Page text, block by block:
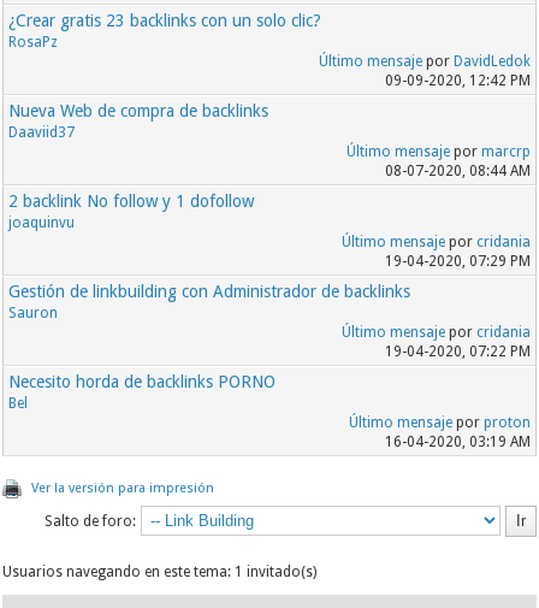
¿Crear gratis 23 backlinks con un solo clic?
RosaPz
Último mensajepor DavidLedok
09-09-2020, 12:42 PM
Nueva Web de compra de backlinks
Daaviid37
Último mensajepor marcrp
08-07-2020, 08:44 AM
2 backlink No follow y 1 dofollow
joaquinvu
Último mensajepor cridania
19-04-2020, 07:29 PM
Gestión de linkbuilding con Administrador de backlinks
Sauron
Último mensajepor cridania
19-04-2020, 07:22 PM
Necesito horda de backlinks PORNO
Bel
Último mensajepor proton
16-04-2020, 03:19 AM
Ver la versión para impresión
Salto de foro:
Usuarios navegando en este tema: 1 invitado(s)